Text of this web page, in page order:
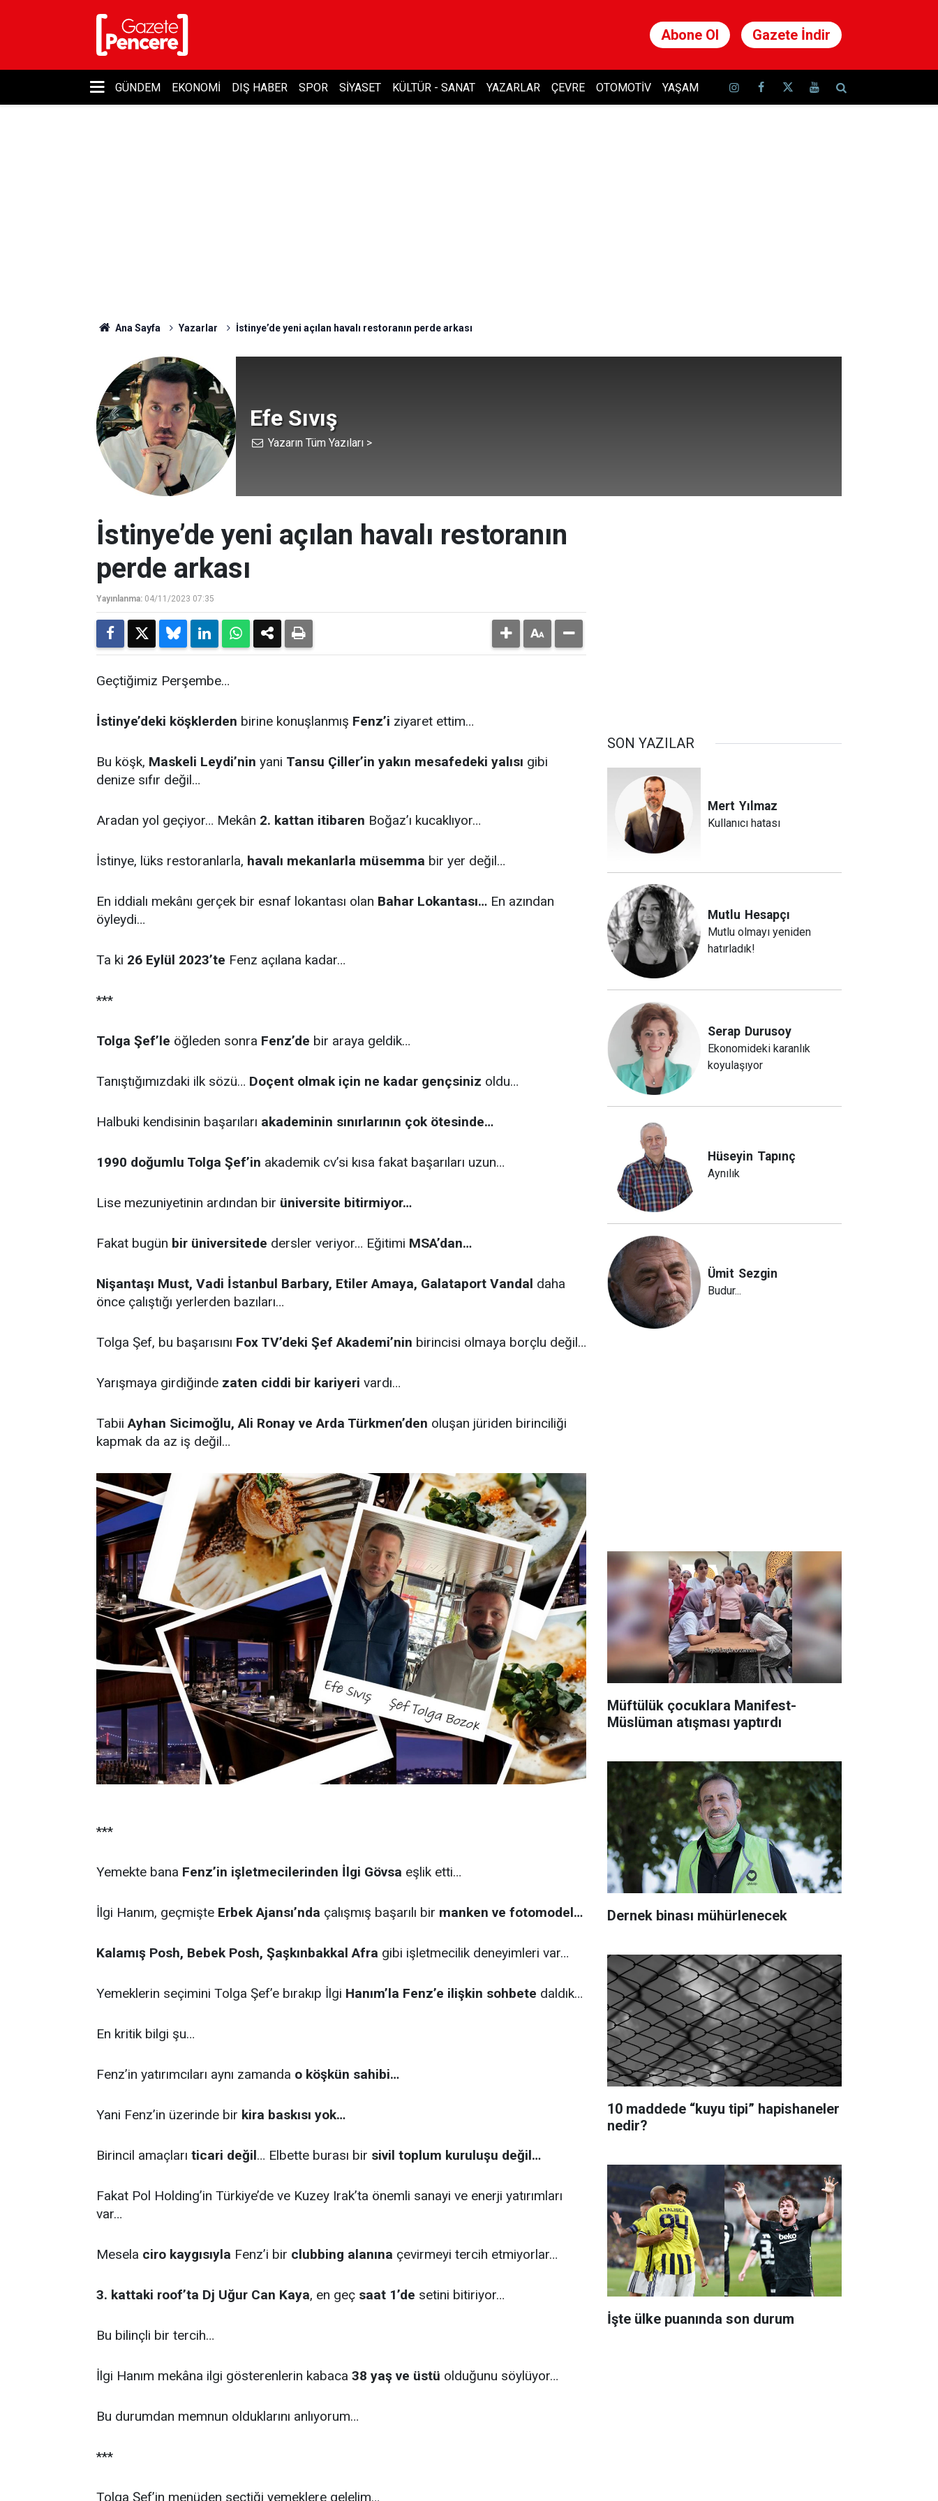
Abone Ol Gazete İndir
GÜNDEM EKONOMI DIŞ HABER SPOR SIYASET KÜLTÜR - SANAT YAZARLAR ÇEVRE OTOMOTIV YAŞAM
Ana Sayfa Yazarlar İstinye’de yeni açılan havalı restoranın perde arkası
Efe Sıvış
Yazarın Tüm Yazıları >
İstinye’de yeni açılan havalı restoranın
perde arkası
Yayınlanma: 04/11/2023 07:35
Geçtiğimiz Perşembe…
İstinye’deki köşklerden birine konuşlanmış Fenz’i ziyaret ettim…
Bu köşk, Maskeli Leydi’nin yani Tansu Çiller’in yakın mesafedeki yalısı gibi
denize sıfır değil…
Aradan yol geçiyor… Mekân 2. kattan itibaren Boğaz’ı kucaklıyor…
İstinye, lüks restoranlarla, havalı mekanlarla müsemma bir yer değil…
En iddialı mekânı gerçek bir esnaf lokantası olan Bahar Lokantası… En azından
öyleydi…
Ta ki 26 Eylül 2023’te Fenz açılana kadar…
***
Tolga Şef’le öğleden sonra Fenz’de bir araya geldik…
Tanıştığımızdaki ilk sözü… Doçent olmak için ne kadar gençsiniz oldu…
Halbuki kendisinin başarıları akademinin sınırlarının çok ötesinde…
1990 doğumlu Tolga Şef’in akademik cv’si kısa fakat başarıları uzun…
Lise mezuniyetinin ardından bir üniversite bitirmiyor…
Fakat bugün bir üniversitede dersler veriyor… Eğitimi MSA’dan…
Nişantaşı Must, Vadi İstanbul Barbary, Etiler Amaya, Galataport Vandal daha
önce çalıştığı yerlerden bazıları…
Tolga Şef, bu başarısını Fox TV’deki Şef Akademi’nin birincisi olmaya borçlu değil…
Yarışmaya girdiğinde zaten ciddi bir kariyeri vardı…
TabiiAyhan Sicimoğlu, Ali Ronay ve Arda Türkmen’den oluşan jüriden birinciliği
kapmak da az iş değil…
***
Yemekte bana Fenz’in işletmecilerinden İlgi Gövsa eşlik etti…
İlgi Hanım, geçmişte Erbek Ajansı’nda çalışmış başarılı bir manken ve fotomodel…
Kalamış Posh, Bebek Posh, Şaşkınbakkal Afra gibi işletmecilik deneyimleri var…
Yemeklerin seçimini Tolga Şef’e bırakıp İlgi Hanım’la Fenz’e ilişkin sohbete daldık…
En kritik bilgi şu…
Fenz’in yatırımcıları aynı zamanda o köşkün sahibi…
Yani Fenz’in üzerinde bir kira baskısı yok…
Birincil amaçları ticari değil… Elbette burası bir sivil toplum kuruluşu değil…
Fakat Pol Holding’in Türkiye’de ve Kuzey Irak’ta önemli sanayi ve enerji yatırımları
var…
Mesela ciro kaygısıyla Fenz’i bir clubbing alanına çevirmeyi tercih etmiyorlar…
3. kattaki roof’ta Dj Uğur Can Kaya, en geç saat 1’de setini bitiriyor…
Bu bilinçli bir tercih…
İlgi Hanım mekâna ilgi gösterenlerin kabaca 38 yaş ve üstü olduğunu söylüyor…
Bu durumdan memnun olduklarını anlıyorum…
***
Tolga Şef’in menüden seçtiği yemeklere gelelim…
SON YAZILAR
Mert Yılmaz
Kullanıcı hatası
Mutlu Hesapçı
Mutlu olmayı yeniden
hatırladık!
Serap Durusoy
Ekonomideki karanlık
koyulaşıyor
Hüseyin Tapınç
Aynılık
Ümit Sezgin
Budur...
Müftülük çocuklara Manifest-
Müslüman atışması yaptırdı
Dernek binası mühürlenecek
10 maddede “kuyu tipi” hapishaneler
nedir?
İşte ülke puanında son durum